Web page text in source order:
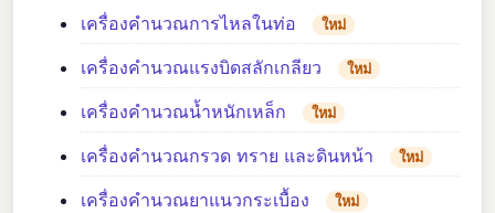
เครื่องคำนวณการไหลในท่อ ใหม่
เครื่องคำนวณแรงบิดสลักเกลียว ใหม่
เครื่องคำนวณน้ำหนักเหล็ก ใหม่
เครื่องคำนวณกรวด ทราย และดินหน้า ใหม่
เครื่องคำนวณยาแนวกระเบื้อง ใหม่